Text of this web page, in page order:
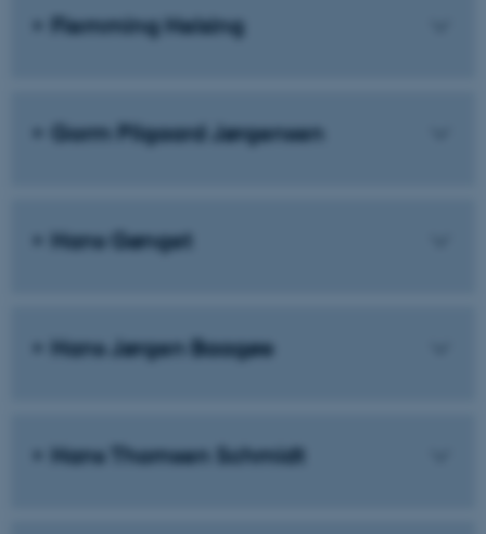
Flemming Helsing
Gorm Pilgaard Jørgensen
Hans Gønget
Hans Jørgen Baagøe
Hans Thomsen Schmidt